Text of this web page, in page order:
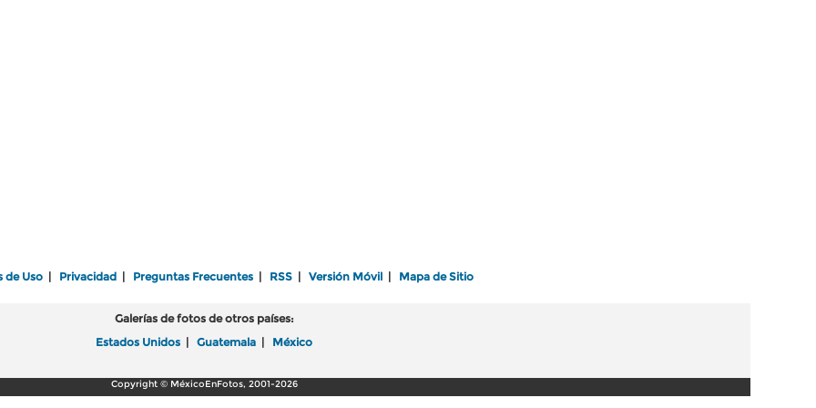
de Uso Privacidad Preguntas Frecuentes RSS Versión Móvil Mapa de Sitio
Galerías de fotos de otros países:
Estados Unidos
Guatemala México
Copyright © MéxicoEnFotos, 2001-2026